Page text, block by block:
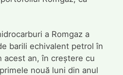
a Romgaz a
barili echivalent petrol în
acest an, în creștere cu
nouă luni din anul